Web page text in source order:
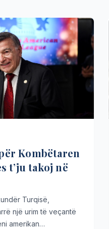
Kombëtaren
t’ju takoj në
Turqisë,
një urim të veçantë
amerikan…